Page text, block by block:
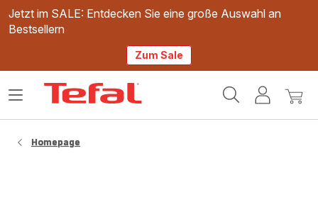
Jetzt im SALE: Entdecken Sie eine große Auswahl an
Bestsellern
Zum Sale
Mein
Mein
Das
Homepage